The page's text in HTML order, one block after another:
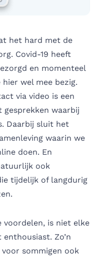
het hard met de
Covid-19 heeft
en momenteel
wel mee bezig.
via video is een
waarbij
Daarbij sluit het
waarin we
doen. En
ook
tijdelijk of langdurig
voordelen, is niet elke
Zo’n
sommigen ook